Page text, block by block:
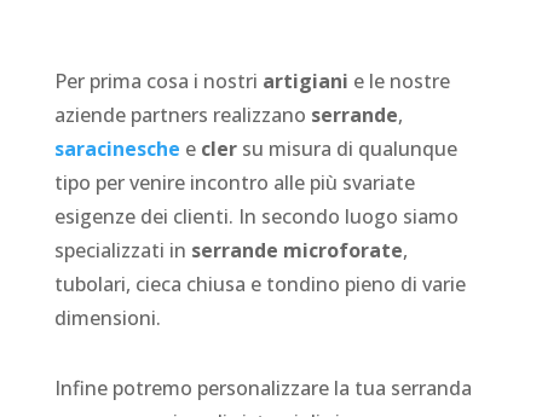
Per prima cosa i nostri artigiani e le nostre
aziende partners realizzano serrande,
saracinesche e clersu misura di qualunque
tipo per venire incontro alle più svariate
esigenze dei clienti. In secondo luogo siamo
specializzati in serrande microforate,
tubolari, cieca chiusa e tondino pieno di varie
dimensioni.
Infine potremo personalizzare la tua serranda